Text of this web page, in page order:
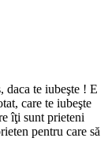
daca te iubeşte ! E
care te iubeşte
îţi sunt prieteni
pentru care să